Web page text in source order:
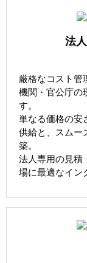
法
厳格なコスト管
機関・官公庁の
す。
単なる価格の安
供給と、スムー
築。
法人専用の見積
場に最適なイン